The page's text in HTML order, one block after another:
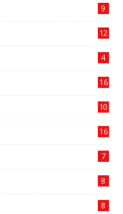
9
12
4
16
10
16
7
8
8